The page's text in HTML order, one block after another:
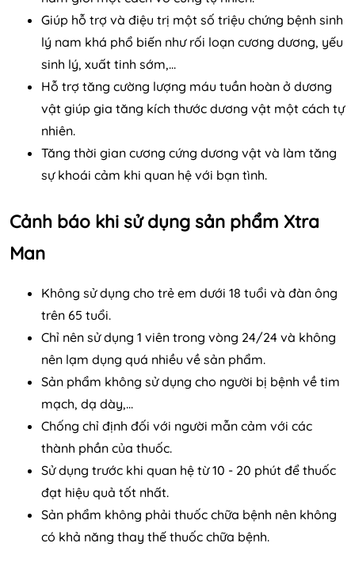
Giúp hỗ trợ và điệu trị một số triệu chứng bệnh sinh
lý nam khá phổ biến như rối loạn cương dương, yếu
sinh lý, xuất tinh sớm,...
Hỗ trợ tăng cường lượng máu tuần hoàn ở dương
vật giúp gia tăng kích thước dương vật một cách tự
nhiên.
Tăng thời gian cương cứng dương vật và làm tăng
sự khoái cảm khi quan hệ với bạn tình.
Cảnh báo khi sử dụng sản phẩm Xtra
Man
Không sử dụng cho trẻ em dưới 18 tuổi và đàn ông
trên 65 tuổi.
Chỉ nên sử dụng 1 viên trong vòng 24/24 và không
nên lạm dụng quá nhiều về sản phẩm.
Sản phẩm không sử dụng cho người bị bệnh về tim
mạch, dạ dày,...
Chống chỉ định đối với người mẫn cảm với các
thành phần của thuốc.
Sử dụng trước khi quan hệ từ 10 - 20 phút để thuốc
đạt hiệu quả tốt nhất.
Sản phẩm không phải thuốc chữa bệnh nên không
có khả năng thay thế thuốc chữa bệnh.